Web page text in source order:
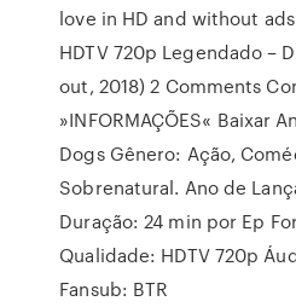
love in HD and without
HDTV 720p Legendado –
out, 2018) 2 Comments
»INFORMAÇÕES« Baixar
Dogs Gênero: Ação,
Sobrenatural. Ano de
Duração: 24 min por Ep
Qualidade: HDTV 720p
Fansub: BTR